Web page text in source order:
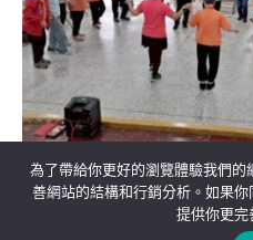
關於我們 隱私
為了帶給你更好的瀏覽體驗我們
善網站的結構和行銷分析。如果
提供你更完